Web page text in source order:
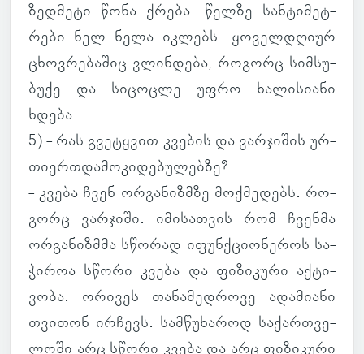
ზედ­მეტი წონა ქრება. წელზე სან­ტი­მეტ­
რები ნელ ნელა იკ­ლებს. ყო­ველ­დღიურ
ცხოვ­რე­ბა­შიც ვლინ­დება, რო­გორც სიმ­სუ­
ბუქე და სი­ცოცლე უფრო ხა­ლი­სი­ანი
ხდება.
5) - რას გვე­ტყვით კვე­ბის და ვარ­ჯი­შის ურ­
თი­ერ­თდა­მო­კი­დე­ბუ­ლებზე?
- კვება ჩვენ ორ­გა­ნიზ­მზე მოქ­მე­დებს. რო­
გორც ვარ­ჯიში. იმი­სათ­ვის რომ ჩვენმა
ორ­გა­ნიზ­მმა სწო­რად იფუნ­ქცი­ო­ნე­როს სა­
ჭი­როა სწორი კვება და ფი­ზი­კური აქ­ტი­
ვობა. ორი­ვეს თა­ნა­მედ­როვე ადა­მი­ანი
თვი­თონ ირ­ჩევს. სამ­წუ­ხა­როდ სა­ქარ­თვე­
ლოში არც სწორი კვება და არც ფი­ზი­კური